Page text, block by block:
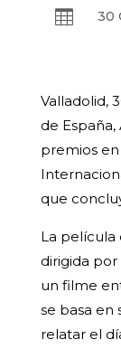
 30
Valladolid,
de
premios
que
La película
dirigida
un filme
se basa en
relatar el